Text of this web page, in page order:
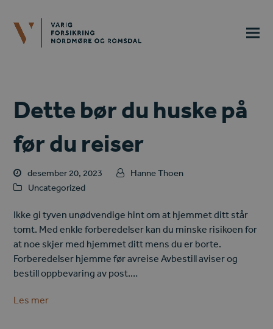
Dette bør du huske på
før du reiser
desember 20, 2023
Hanne Thoen
Uncategorized
Ikke gi tyven unødvendige hint om at hjemmet ditt står
tomt. Med enkle forberedelser kan du minske risikoen for
at noe skjer med hjemmet ditt mens du er borte.
Forberedelser hjemme før avreise Avbestill aviser og
bestill oppbevaring av post.…
Les mer